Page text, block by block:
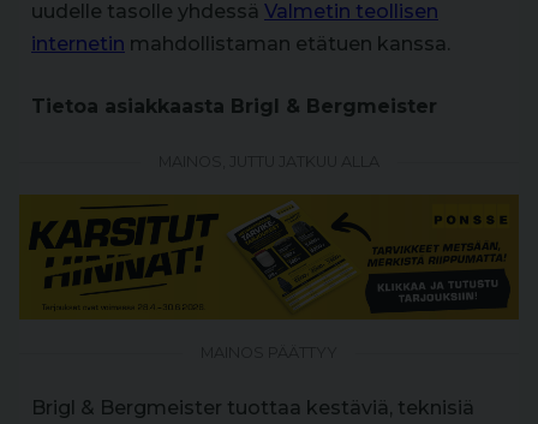
uudelle tasolle yhdessä Valmetin teollisen
internetin mahdollistaman etätuen kanssa.
Tietoa asiakkaasta Brigl & Bergmeister
Brigl & Bergmeister tuottaa kestäviä, teknisiä